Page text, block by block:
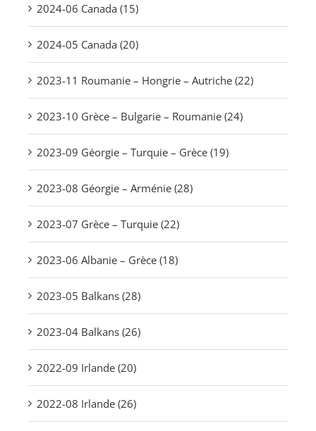
2024-06 Canada (15)
2024-05 Canada (20)
2023-11 Roumanie – Hongrie – Autriche (22)
2023-10 Grèce – Bulgarie – Roumanie (24)
2023-09 Géorgie – Turquie – Grèce (19)
2023-08 Géorgie – Arménie (28)
2023-07 Grèce – Turquie (22)
2023-06 Albanie – Grèce (18)
2023-05 Balkans (28)
2023-04 Balkans (26)
2022-09 Irlande (20)
2022-08 Irlande (26)